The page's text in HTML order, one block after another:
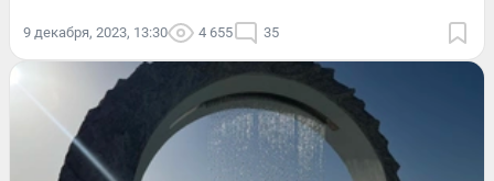
9 декабря, 2023, 13:30 4 655 35